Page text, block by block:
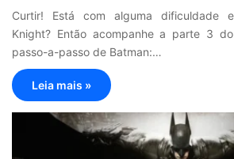
Curtir! Está com alguma dificuldade
Knight? Então acompanhe a parte 3
passo-a-passo de Batman:…
Leia mais »